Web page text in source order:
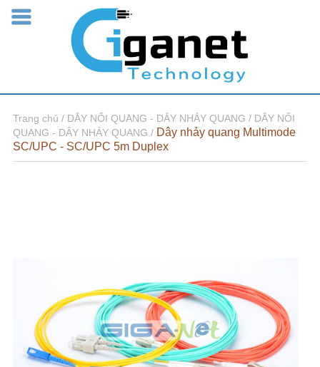
Trang chủ / DÂY NỐI QUANG - DÂY NHẢY QUANG / DÂY NỐI
QUANG - DÂY NHẢY QUANG / Dây nhảy quang Multimode
SC/UPC - SC/UPC 5m Duplex